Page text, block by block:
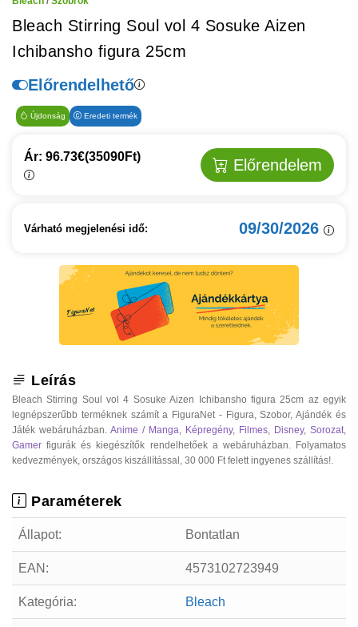
Bleach Stirring Soul vol 4 Sosuke Aizen
Ichibansho figura 25cm
Előrendelhető
Újdonság Eredeti termék
Ár: 96.73€(35090Ft) Előrendelem
Várható megjelenési idő: 09/30/2026
Leírás
Bleach Stirring Soul vol 4 Sosuke Aizen Ichibansho figura 25cm az egyik
legnépszerűbb terméknek számít a FiguraNet - Figura, Szobor, Ajándék és
Játék webáruházban. Anime / Manga, Képregény, Filmes, Disney, Sorozat,
Gamer figurák és kiegészítők rendelhetőek a webáruházban. Folyamatos
kedvezmények, országos kiszállítással, 30 000 Ft felett ingyenes szállítás!.
Paraméterek
Állapot: Bontatlan
EAN: 4573102723949
Kategória: Bleach